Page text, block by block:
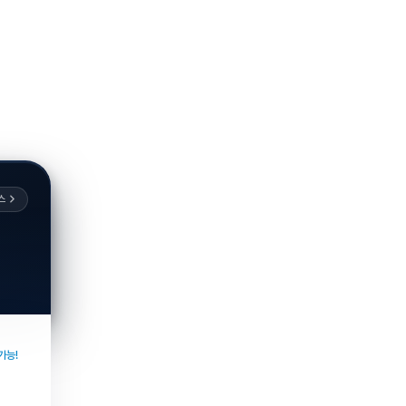
능!